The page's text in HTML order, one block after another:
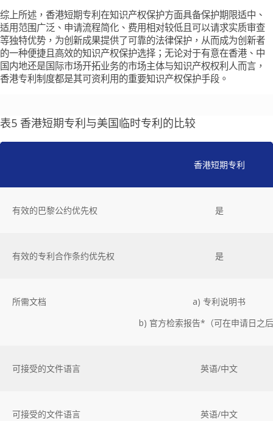
综上所述，香港短期专利在知识产权保护方面具备保护期限适中、
适用范围广泛、申请流程简化、费用相对较低且可以请求实质审查
等独特优势，为创新成果提供了可靠的法律保护，从而成为创新者
的一种便捷且高效的知识产权保护选择；无论对于有意在香港、中
国内地还是国际市场开拓业务的市场主体与知识产权权利人而言，
香港专利制度都是其可资利用的重要知识产权保护手段。
表5 香港短期专利与美国临时专利的比较
香港短期专利
有效的巴黎公约优先权 是
有效的专利合作条约优先权 是
所需文档
a) 专利说明书
b) 官方检索报告*（可在申请日之
可接受的文件语言 英语/中文
可接受的文件语言 英语/中文